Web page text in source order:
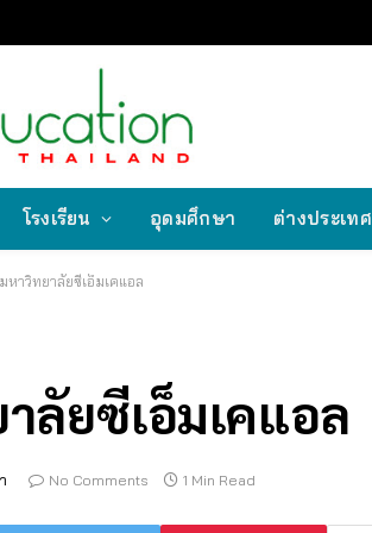
โรงเรียน อุดมศึกษา ต่างประเทศ
มหาวิทยาลัยซีเอ็มเคแอล
ลัยซีเอ็มเคแอล
No Comments 1 Min Read